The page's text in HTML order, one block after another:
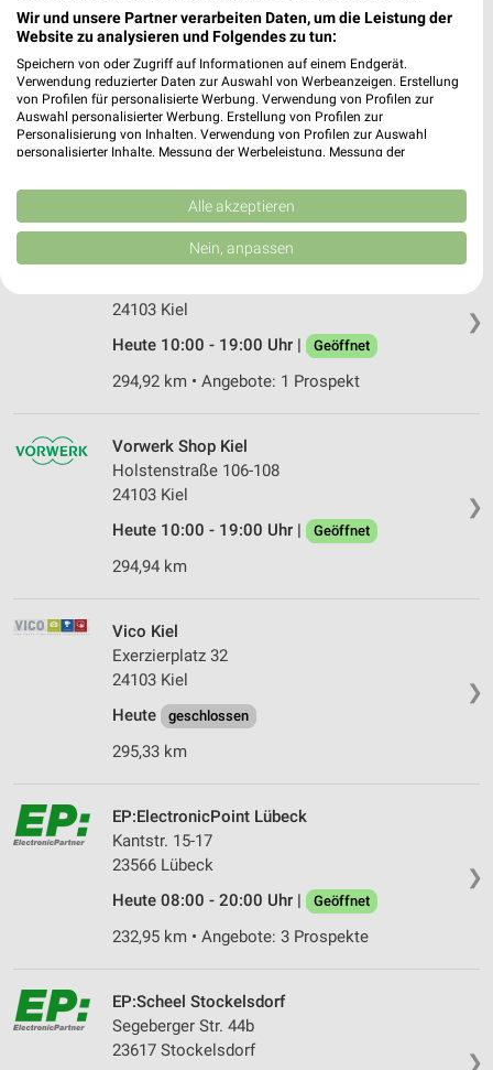
198,50 km • Angebote: 1 Prospekt
EP:Loll Kiel
Holtenauer Str. 354
24106 Kiel
Heute 10:00 - 18:00 Uhr | Geöffnet
297,90 km • Angebote: 2 Prospekte
❯
MediaMarkt Saturn Kiel
24103 Kiel
Heute 10:00 - 19:00 Uhr |
Geöffnet
294,92 km • Angebote: 1 Prospekt
❯
Vorwerk Shop Kiel
Holstenstraße 106-108
24103 Kiel
Heute 10:00 - 19:00 Uhr |
Geöffnet
294,94 km
❯
Vico Kiel
Exerzierplatz 32
24103 Kiel
Heute
geschlossen
295,33 km
❯
EP:ElectronicPoint Lübeck
Kantstr. 15-17
23566 Lübeck
Heute 08:00 - 20:00 Uhr |
Geöffnet
232,95 km • Angebote: 3 Prospekte
❯
EP:Scheel Stockelsdorf
Segeberger Str. 44b
23617 Stockelsdorf
Wir und unsere Partner verarbeiten Daten, um die Leistung der
Website zu analysieren und Folgendes zu tun:
Speichern von oder Zugriff auf Informationen auf einem Endgerät.
Verwendung reduzierter Daten zur Auswahl von Werbeanzeigen. Erstellung
von Profilen für personalisierte Werbung. Verwendung von Profilen zur
Auswahl personalisierter Werbung. Erstellung von Profilen zur
Personalisierung von Inhalten. Verwendung von Profilen zur Auswahl
personalisierter Inhalte. Messung der Werbeleistung. Messung der
Kombinationen von Daten aus verschiedenen Quellen. Entwicklung und
Verbesserung der Angebote. Verwendung reduzierter Daten zur Auswahl
von Inhalten.
Daten können außerhalb der Europäischen Union weitergegeben und in die
USA gesendet werden.
Website/App.
IAB-Verarbeitungszwecke:
auf einem Endgerät
Verwendung reduzierter Daten zur Auswahl von
Werbeanzeigen
Erstellung von Profilen für personalisierte
personalisierter Werbung
Erstellung von Profilen zur Personalisierung
personalisierter Inhalte
Messung der Werbeleistung
Messung der Performance von Inhalten
Analyse von Zielgruppen durch Statistiken oder
Kombinationen von Daten aus verschiedenen
Verwendung reduzierter Daten zur Auswahl von
Alle akzeptieren
Nein, anpassen